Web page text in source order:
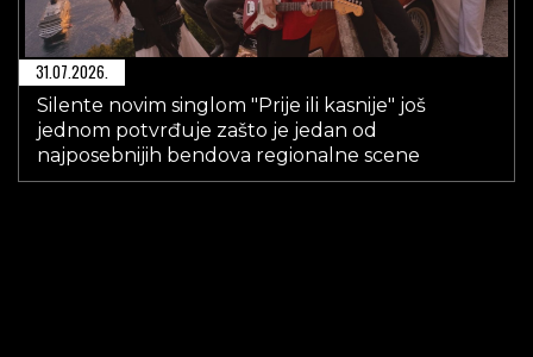
31.07.2026.
Silente novim singlom "Prije ili kasnije" još
jednom potvrđuje zašto je jedan od
najposebnijih bendova regionalne scene